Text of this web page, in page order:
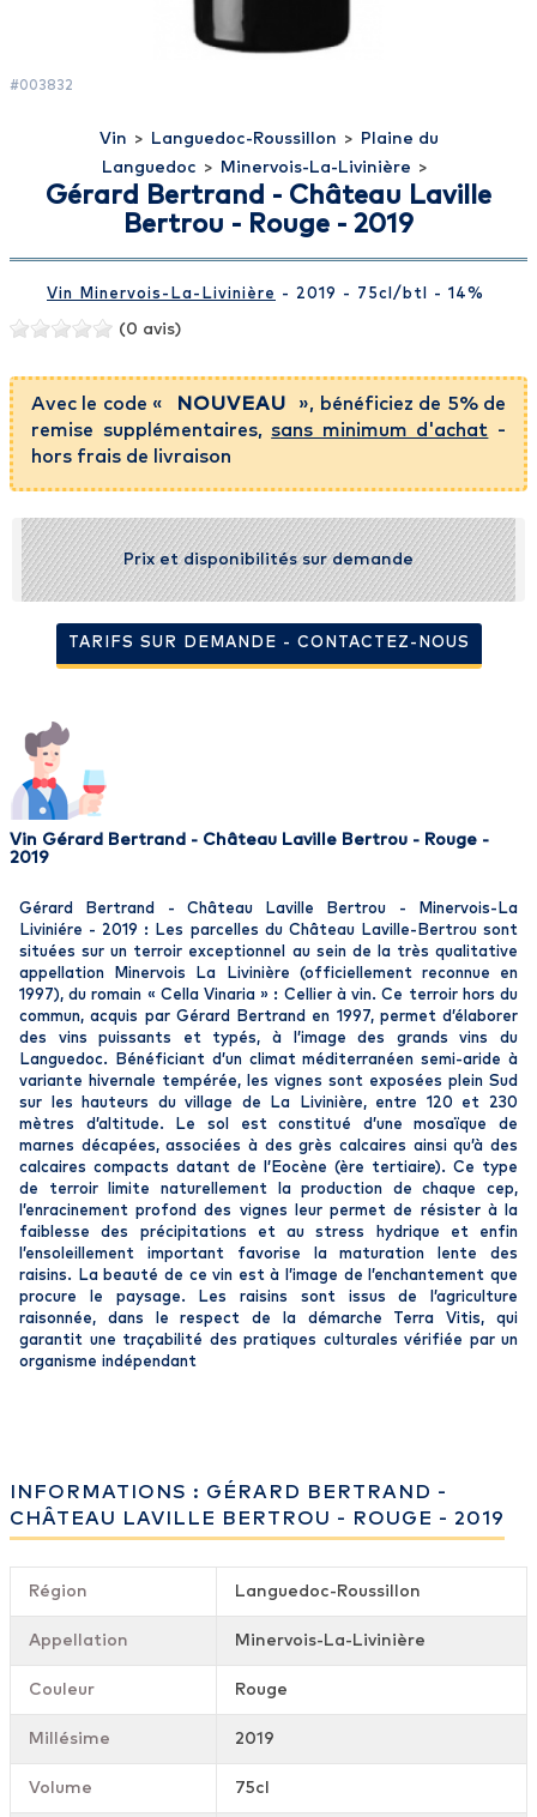
#003832
Vin > Languedoc-Roussillon >
Plaine du
Languedoc > Minervois-La-Livinière >
Gérard Bertrand - Château Laville
Bertrou - Rouge - 2019
Vin Minervois-La-Livinière - 2019 - 75cl /btl - 14%
(0 avis)
Avec le code « NOUVEAU
», bénéficiez de 5% de
remise supplémentaires,sans minimum d'achat -
hors frais de livraison
Prix et disponibilités sur demande
TARIFS SUR DEMANDE - CONTACTEZ-NOUS
Vin Gérard Bertrand - Château Laville Bertrou - Rouge -
2019
Gérard Bertrand - Château Laville Bertrou - Minervois-La
Liviniére - 2019 : Les parcelles du Château Laville-Bertrou sont
situées sur un terroir exceptionnel au sein de la très qualitative
appellation Minervois La Livinière (officiellement reconnue en
1997), du romain « Cella Vinaria » : Cellier à vin. Ce terroir hors du
commun, acquis par Gérard Bertrand en 1997, permet d’élaborer
des vins puissants et typés, à l’image des grands vins du
Languedoc. Bénéficiant d’un climat méditerranéen semi-aride à
variante hivernale tempérée, les vignes sont exposées plein Sud
sur les hauteurs du village de La Livinière, entre 120 et 230
mètres d’altitude. Le sol est constitué d’une mosaïque de
marnes décapées, associées à des grès calcaires ainsi qu’à des
calcaires compacts datant de l’Eocène (ère tertiaire). Ce type
de terroir limite naturellement la production de chaque cep,
l’enracinement profond des vignes leur permet de résister à la
faiblesse des précipitations et au stress hydrique et enfin
l’ensoleillement important favorise la maturation lente des
raisins. La beauté de ce vin est à l’image de l’enchantement que
procure le paysage. Les raisins sont issus de l’agriculture
raisonnée, dans le respect de la démarche Terra Vitis, qui
garantit une traçabilité des pratiques culturales vérifiée par un
organisme indépendant
INFORMATIONS : GÉRARD BERTRAND -
CHÂTEAU LAVILLE BERTROU - ROUGE - 2019
Région Languedoc-Roussillon
Appellation Minervois-La-Livinière
Couleur Rouge
Millésime 2019
Volume 75cl